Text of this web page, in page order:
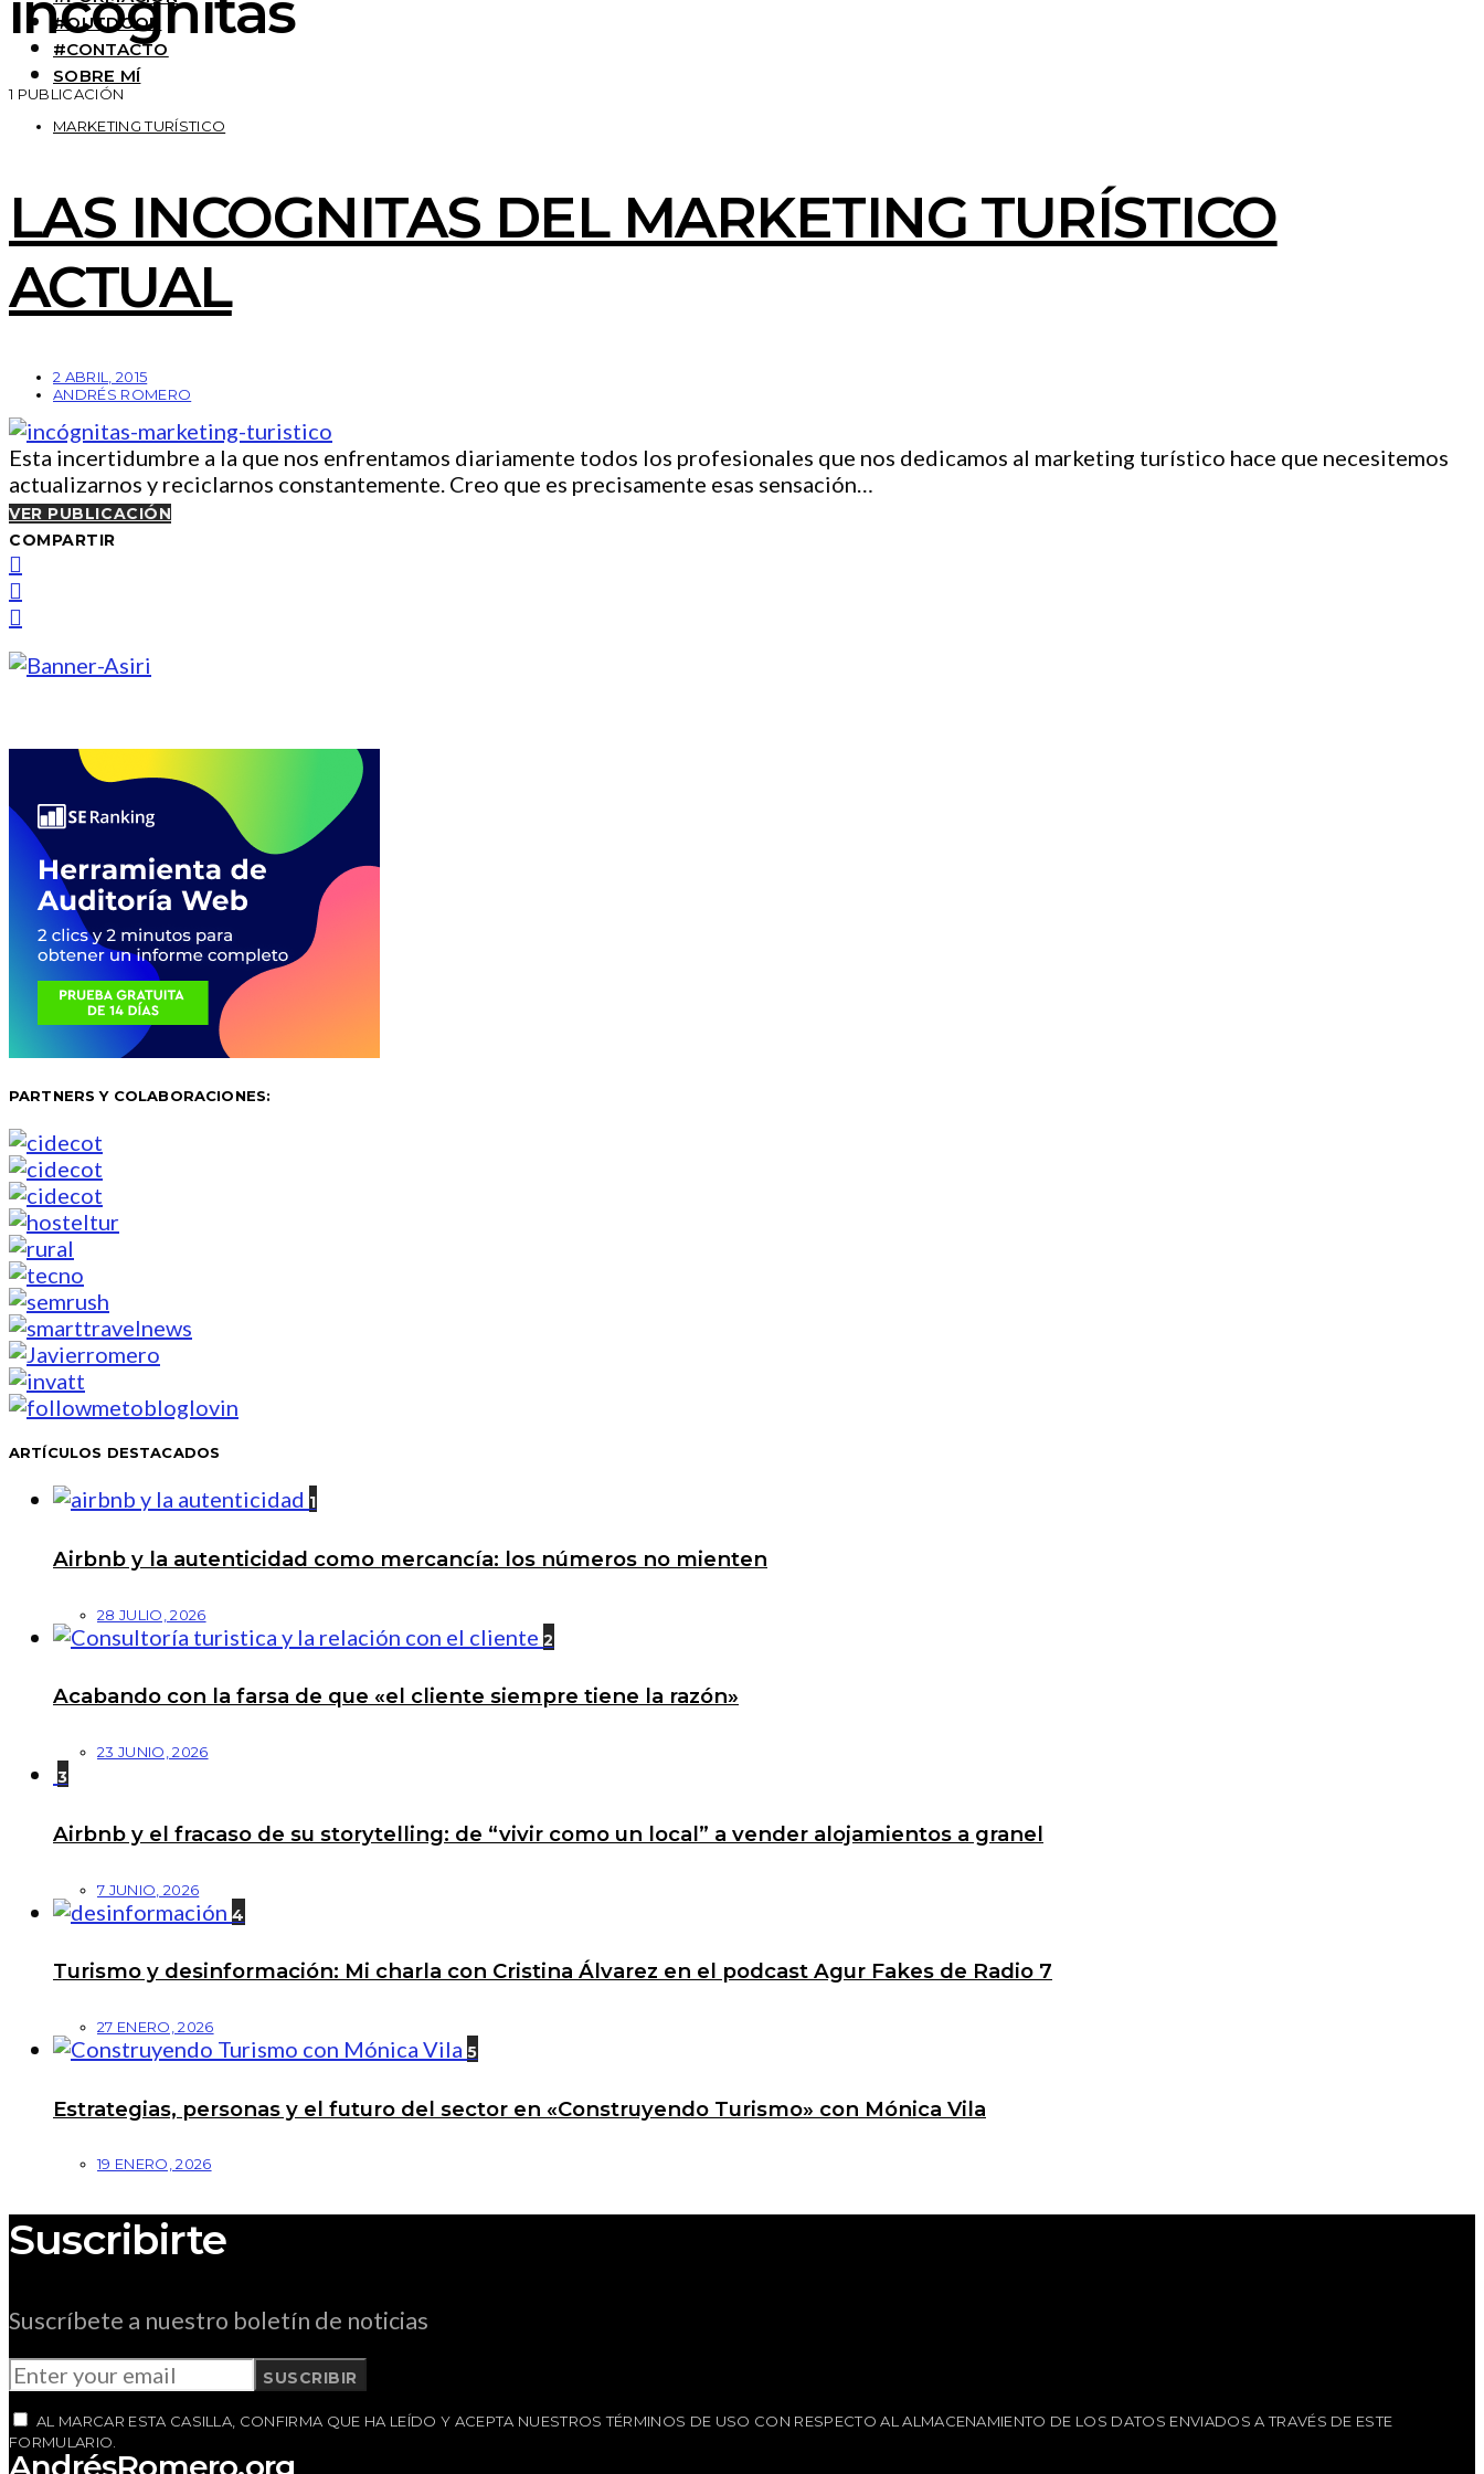
#OUTDOOR
#CONTACTO
SOBRE MÍ
1 PUBLICACIÓN
MARKETING TURÍSTICO
LAS INCOGNITAS DEL MARKETING TURÍSTICO
ACTUAL
2 ABRIL, 2015
ANDRÉS ROMERO
Esta incertidumbre a la que nos enfrentamos diariamente todos los profesionales que nos dedicamos al marketing turístico hace que necesitemos
actualizarnos y reciclarnos constantemente. Creo que es precisamente esas sensación…
VER PUBLICACIÓN
COMPARTIR
PARTNERS Y COLABORACIONES:
ARTÍCULOS DESTACADOS
1
Airbnb y la autenticidad como mercancía: los números no mienten
28 JULIO, 2026
2
Acabando con la farsa de que «el cliente siempre tiene la razón»
23 JUNIO, 2026
3
Airbnb y el fracaso de su storytelling: de “vivir como un local” a vender alojamientos a granel
7 JUNIO, 2026
4
Turismo y desinformación: Mi charla con Cristina Álvarez en el podcast Agur Fakes de Radio 7
27 ENERO, 2026
5
Estrategias, personas y el futuro del sector en «Construyendo Turismo» con Mónica Vila
19 ENERO, 2026
Suscribirte
Suscríbete a nuestro boletín de noticias
SUSCRIBIR
AL MARCAR ESTA CASILLA, CONFIRMA QUE HA LEÍDO Y ACEPTA NUESTROS TÉRMINOS DE USO CON RESPECTO AL ALMACENAMIENTO DE LOS DATOS ENVIADOS A TRAVÉS DE ESTE
FORMULARIO.
AndrésRomero.org